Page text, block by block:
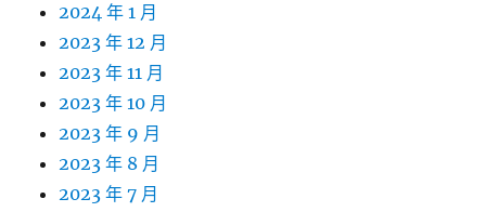
2024 年 1 月
2023 年 12 月
2023 年 11 月
2023 年 10 月
2023 年 9 月
2023 年 8 月
2023 年 7 月